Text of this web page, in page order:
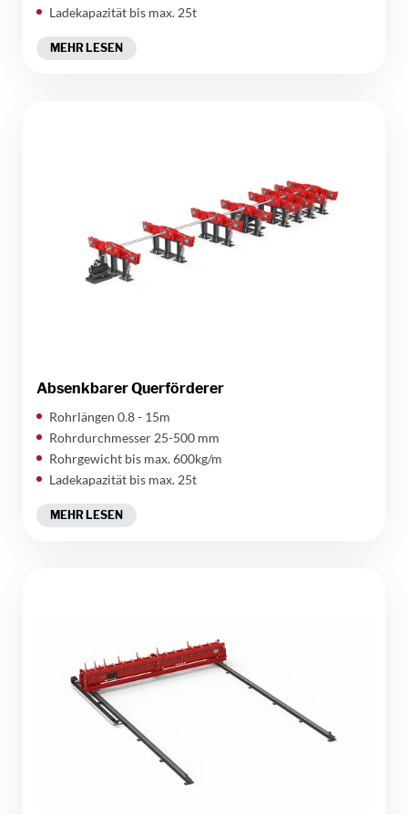
Ladekapazität bis max. 25t
MEHR LESEN
Absenkbarer Querförderer
Rohrlängen 0.8 - 15m
Rohrdurchmesser 25-500 mm
Rohrgewicht bis max. 600kg/m
Ladekapazität bis max. 25t
MEHR LESEN